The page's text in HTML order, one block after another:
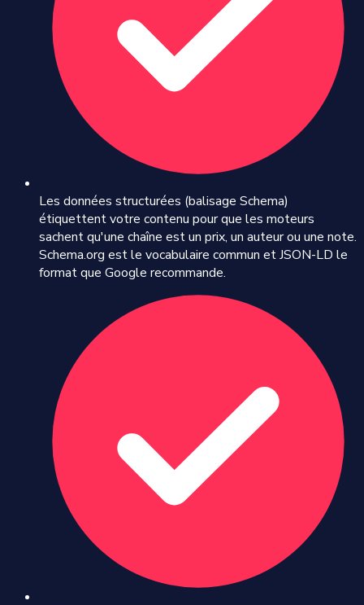
Les données structurées (balisage Schema)
étiquettent votre contenu pour que les moteurs
sachent qu'une chaîne est un prix, un auteur ou une note.
Schema.org est le vocabulaire commun et JSON-LD le
format que Google recommande.